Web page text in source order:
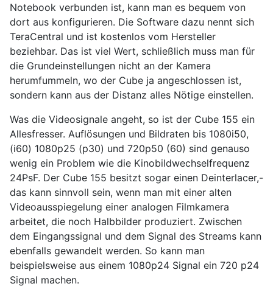
Notebook verbunden ist, kann man es bequem von
dort aus konfigurieren. Die Software dazu nennt sich
TeraCentral und ist kostenlos vom Hersteller
beziehbar. Das ist viel Wert, schließlich muss man für
die Grundeinstellungen nicht an der Kamera
herumfummeln, wo der Cube ja angeschlossen ist,
sondern kann aus der Distanz alles Nötige einstellen.
Was die Videosignale angeht, so ist der Cube 155 ein
Allesfresser. Auflösungen und Bildraten bis 1080i50,
(i60) 1080p25 (p30) und 720p50 (60) sind genauso
wenig ein Problem wie die Kinobildwechselfrequenz
24PsF. Der Cube 155 besitzt sogar einen Deinterlacer,-
das kann sinnvoll sein, wenn man mit einer alten
Videoausspiegelung einer analogen Filmkamera
arbeitet, die noch Halbbilder produziert. Zwischen
dem Eingangssignal und dem Signal des Streams kann
ebenfalls gewandelt werden. So kann man
beispielsweise aus einem 1080p24 Signal ein 720 p24
Signal machen.